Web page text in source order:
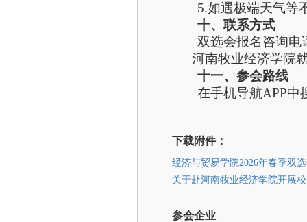
5.如遇极端天气等
十、联系方式
双选会报名咨询电
河南牧业经济学院
十一、参会路线
在手机导航APP中
下载附件：
经济与贸易学院2026年春季双
关于赴河南牧业经济学院开展
参会企业